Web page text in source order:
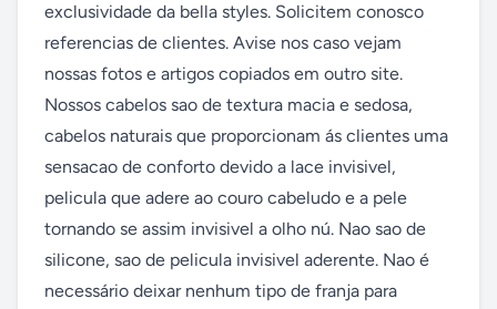
exclusividade da bella styles. Solicitem conosco
referencias de clientes. Avise nos caso vejam
nossas fotos e artigos copiados em outro site.
Nossos cabelos sao de textura macia e sedosa,
cabelos naturais que proporcionam ás clientes uma
sensacao de conforto devido a lace invisivel,
pelicula que adere ao couro cabeludo e a pele
tornando se assim invisivel a olho nú. Nao sao de
silicone, sao de pelicula invisivel aderente. Nao é
necessário deixar nenhum tipo de franja para